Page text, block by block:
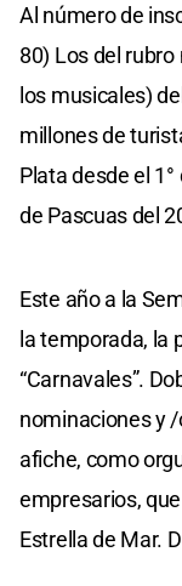
Al número de
80) Los del
los musicales)
millones de
Plata desde el
de Pascuas del
Este año a la
la temporada, la
“Carnavales”.
nominaciones y
afiche, como
empresarios,
Estrella de Mar.